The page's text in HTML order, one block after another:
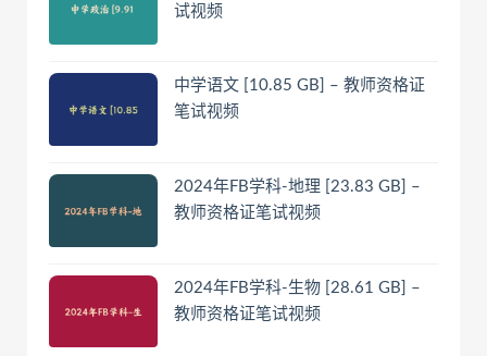
试视频
中学语文 [10.85 GB] – 教师资格证
笔试视频
2024年FB学科-地理 [23.83 GB] –
教师资格证笔试视频
2024年FB学科-生物 [28.61 GB] –
教师资格证笔试视频